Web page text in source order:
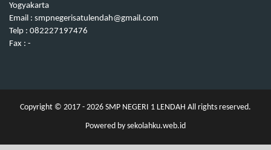
Yogyakarta
Email : smpnegerisatulendah@gmail.com
Telp : 082227197476
Fax : -
Copyright © 2017 - 2026 SMP NEGERI 1 LENDAH All rights reserved.
Powered by sekolahku.web.id